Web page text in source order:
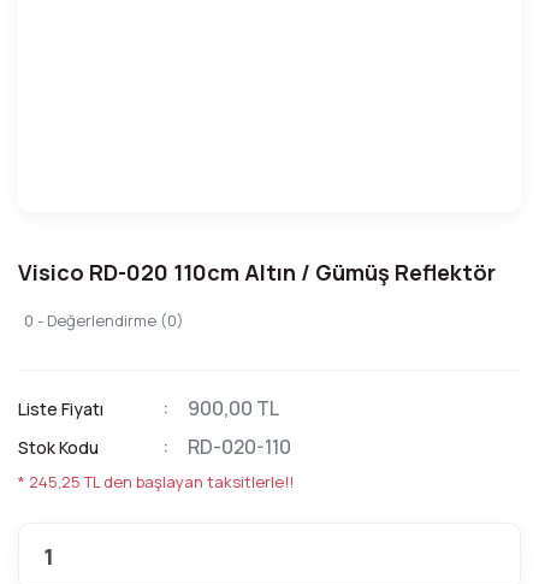
Visico RD-020 110cm Altın / Gümüş Reflektör
0 - Değerlendirme (0)
Liste Fiyatı 900,00 TL
Stok Kodu RD-020-110
* 245,25 TL den başlayan taksitlerle!!